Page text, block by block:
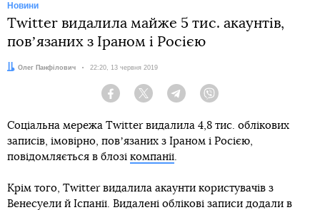
Новини
Twitter видалила майже 5 тис. акаунтів,
повʼязаних з Іраном і Росією
Автор:
Олег Панфілович Дата:
22:20, 13 червня 2019
Facebook Twitter Telegram
Соціальна мережа Twitter видалила 4,8 тис. облікових
записів, імовірно, повʼязаних з Іраном і Росією,
повідомляється в блозі компанії.
Крім того, Twitter видалила акаунти користувачів з
Венесуели й Іспанії. Видалені облікові записи додали в